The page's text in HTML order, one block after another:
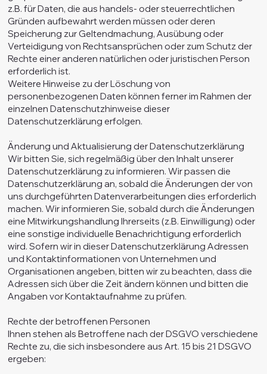
z.B. für Daten, die aus handels- oder steuerrechtlichen
Gründen aufbewahrt werden müssen oder deren
Speicherung zur Geltendmachung, Ausübung oder
Verteidigung von Rechtsansprüchen oder zum Schutz der
Rechte einer anderen natürlichen oder juristischen Person
erforderlich ist.
Weitere Hinweise zu der Löschung von
personenbezogenen Daten können ferner im Rahmen der
einzelnen Datenschutzhinweise dieser
Datenschutzerklärung erfolgen.
Änderung und Aktualisierung der Datenschutzerklärung
Wir bitten Sie, sich regelmäßig über den Inhalt unserer
Datenschutzerklärung zu informieren. Wir passen die
Datenschutzerklärung an, sobald die Änderungen der von
uns durchgeführten Datenverarbeitungen dies erforderlich
machen. Wir informieren Sie, sobald durch die Änderungen
eine Mitwirkungshandlung Ihrerseits (z.B. Einwilligung) oder
eine sonstige individuelle Benachrichtigung erforderlich
wird. Sofern wir in dieser Datenschutzerklärung Adressen
und Kontaktinformationen von Unternehmen und
Organisationen angeben, bitten wir zu beachten, dass die
Adressen sich über die Zeit ändern können und bitten die
Angaben vor Kontaktaufnahme zu prüfen.
Rechte der betroffenen Personen
Ihnen stehen als Betroffene nach der DSGVO verschiedene
Rechte zu, die sich insbesondere aus Art. 15 bis 21 DSGVO
ergeben: